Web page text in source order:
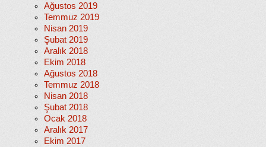
Ağustos 2019
Temmuz 2019
Nisan 2019
Şubat 2019
Aralık 2018
Ekim 2018
Ağustos 2018
Temmuz 2018
Nisan 2018
Şubat 2018
Ocak 2018
Aralık 2017
Ekim 2017